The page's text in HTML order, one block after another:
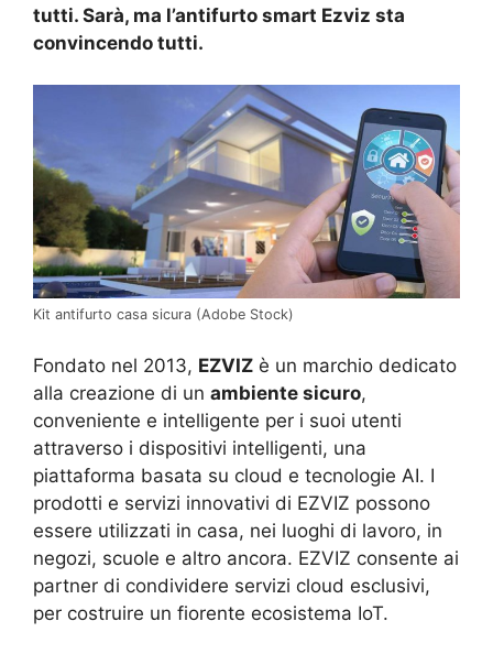
tutti. Sarà, ma l’antifurto smart Ezviz sta
convincendo tutti.
Kit antifurto casa sicura (Adobe Stock)
Fondato nel 2013, EZVIZ è un marchio dedicato
alla creazione di un ambiente sicuro,
conveniente e intelligente per i suoi utenti
attraverso i dispositivi intelligenti, una
piattaforma basata su cloud e tecnologie AI. I
prodotti e servizi innovativi di EZVIZ possono
essere utilizzati in casa, nei luoghi di lavoro, in
negozi, scuole e altro ancora. EZVIZ consente ai
partner di condividere servizi cloud esclusivi,
per costruire un fiorente ecosistema IoT.